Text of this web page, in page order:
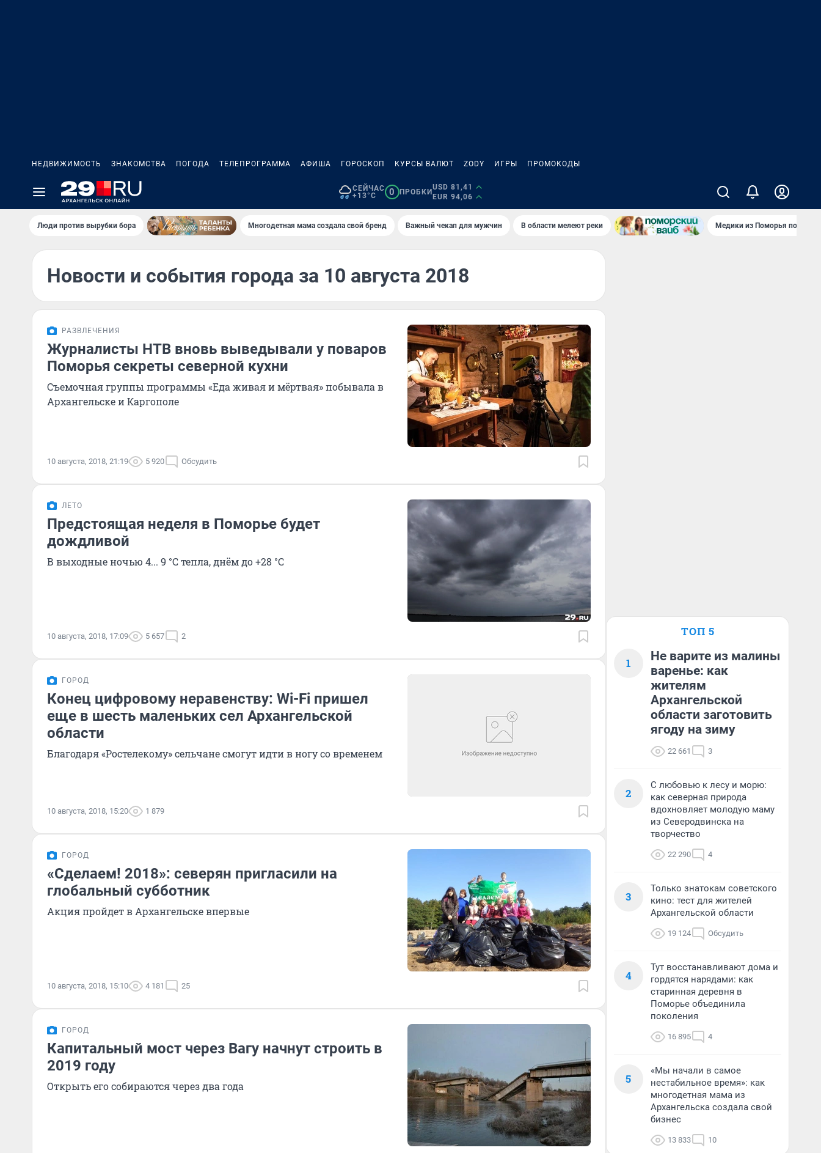
НЕДВИЖИМОСТЬ ЗНАКОМСТВА ПОГОДА ТЕЛЕПРОГРАММА АФИША ГОРОСКОП КУРСЫ ВАЛЮТ ZODY ИГРЫ ПРОМОКОДЫ
СЕЙЧАС
+13°C
0 ПРОБКИ
USD 81,41
EUR 94,06
Люди против вырубки бора Многодетная мама создала свой бренд Важный чекап для мужчин В области мелеют реки Медики из Поморья поехали
Новости и события города за 10 августа 2018
РАЗВЛЕЧЕНИЯ
Журналисты НТВ вновь выведывали у поваров
Поморья секреты северной кухни
Съемочная группы программы «Еда живая и мёртвая» побывала в
Архангельске и Каргополе
10 августа, 2018, 21:19 5 920 Обсудить
ЛЕТО
Предстоящая неделя в Поморье будет
дождливой
В выходные ночью 4... 9 °С тепла, днём до +28 °С
10 августа, 2018, 17:09 5 657 2
ГОРОД
Конец цифровому неравенству: Wi-Fi пришел
еще в шесть маленьких сел Архангельской
области
Благодаря «Ростелекому» сельчане смогут идти в ногу со временем
10 августа, 2018, 15:20 1 879
ГОРОД
«Сделаем! 2018»: северян пригласили на
глобальный субботник
Акция пройдет в Архангельске впервые
10 августа, 2018, 15:10 4 181 25
ГОРОД
Капитальный мост через Вагу начнут строить в
2019 году
Открыть его собираются через два года
ТОП 5
1
Не варите из малины
варенье: как
жителям
Архангельской
области заготовить
ягоду на зиму
22 661 3
2
С любовью к лесу и морю:
как северная природа
вдохновляет молодую маму
из Северодвинска на
творчество
22 290 4
3
Только знатокам советского
кино: тест для жителей
Архангельской области
19 124 Обсудить
4
Тут восстанавливают дома и
гордятся нарядами: как
старинная деревня в
Поморье объединила
поколения
16 895 4
5
«Мы начали в самое
нестабильное время»: как
многодетная мама из
Архангельска создала свой
бизнес
13 833 10